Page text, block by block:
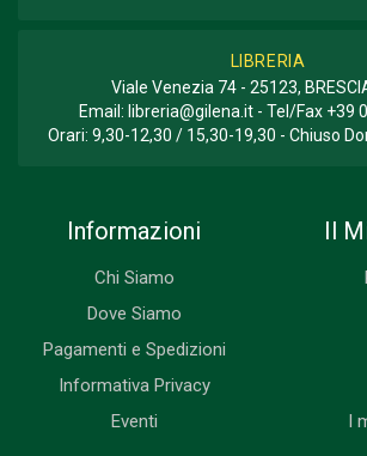
LIBRERIA
Viale Venezia 74 - 25123,
Email: libreria@gilena.it- Tel/Fax +39
Orari: 9,30-12,30 / 15,30-19,30 - Chiuso
Informazioni
Chi Siamo
Dove Siamo
Pagamenti e Spedizioni
Informativa Privacy
Eventi
Il
I